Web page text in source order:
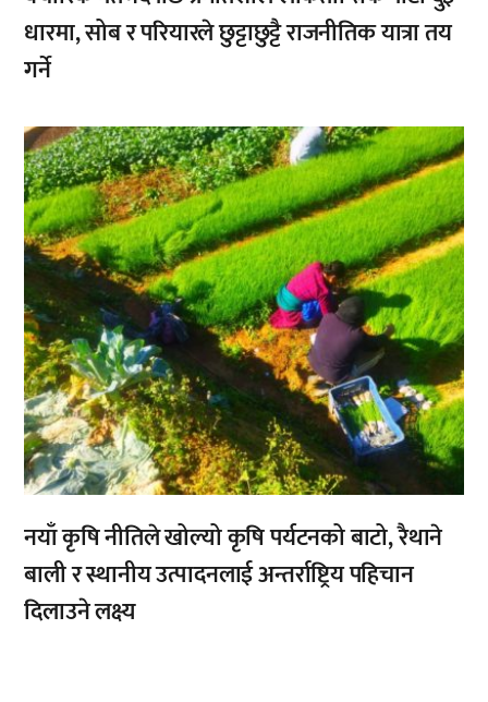
धारमा, सोब र परियारले छुट्टाछुट्टै राजनीतिक यात्रा तय
गर्ने
,
नयाँ कृषि नीतिले खोल्यो कृषि पर्यटनको बाटो, रैथाने
बाली र स्थानीय उत्पादनलाई अन्तर्राष्ट्रिय पहिचान
दिलाउने लक्ष्य